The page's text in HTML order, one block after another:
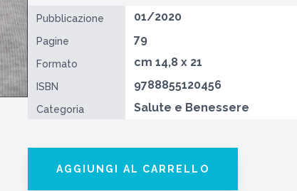
Pubblicazione 01/2020
Pagine 79
Formato cm 14,8 x 21
ISBN 9788855120456
Categoria Salute e Benessere
AGGIUNGI AL CARRELLO